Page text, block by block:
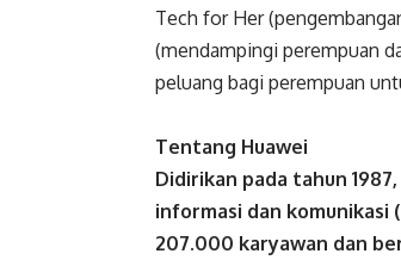
Tech for Her
(mendampingi perempuan
peluang bagi perempuan
Tentang Huawei
Didirikan pada tahun
informasi dan
207.000 karyawan dan